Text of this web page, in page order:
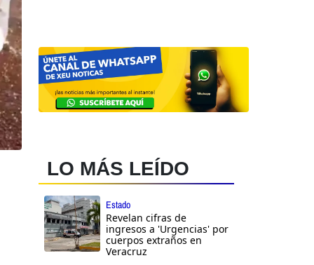
LO MÁS LEÍDO
Estado
Revelan cifras de
ingresos a 'Urgencias' por
cuerpos extraños en
Veracruz